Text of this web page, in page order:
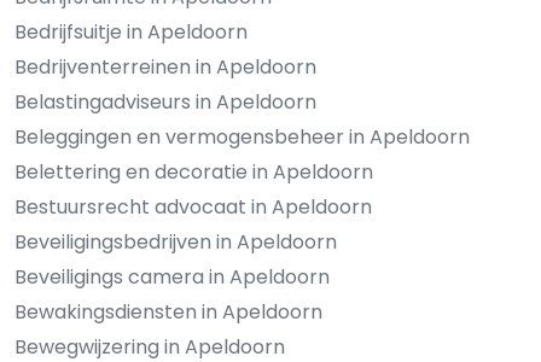
Bedrijfsuitje in Apeldoorn
Bedrijventerreinen in Apeldoorn
Belastingadviseurs in Apeldoorn
Beleggingen en vermogensbeheer in Apeldoorn
Belettering en decoratie in Apeldoorn
Bestuursrecht advocaat in Apeldoorn
Beveiligingsbedrijven in Apeldoorn
Beveiligings camera in Apeldoorn
Bewakingsdiensten in Apeldoorn
Bewegwijzering in Apeldoorn